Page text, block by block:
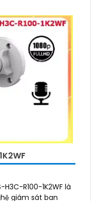
R100-1K2WF là
giám sát ban